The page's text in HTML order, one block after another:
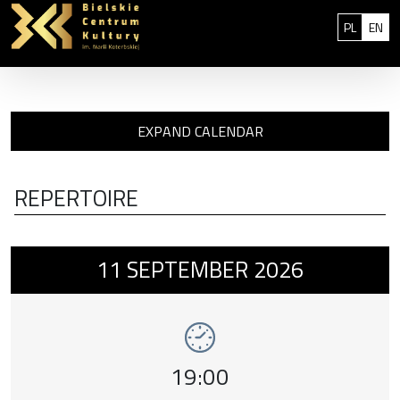
Skip to content
PL Polski
EN
: 0
EXPAND CALENDAR
REPERTOIRE
Event number 1: Lunamë feat. Paulina
11 SEPTEMBER 2026
Event time,
19:00